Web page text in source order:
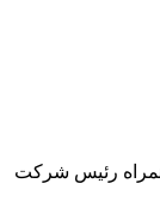
همراه رئیس شرکت